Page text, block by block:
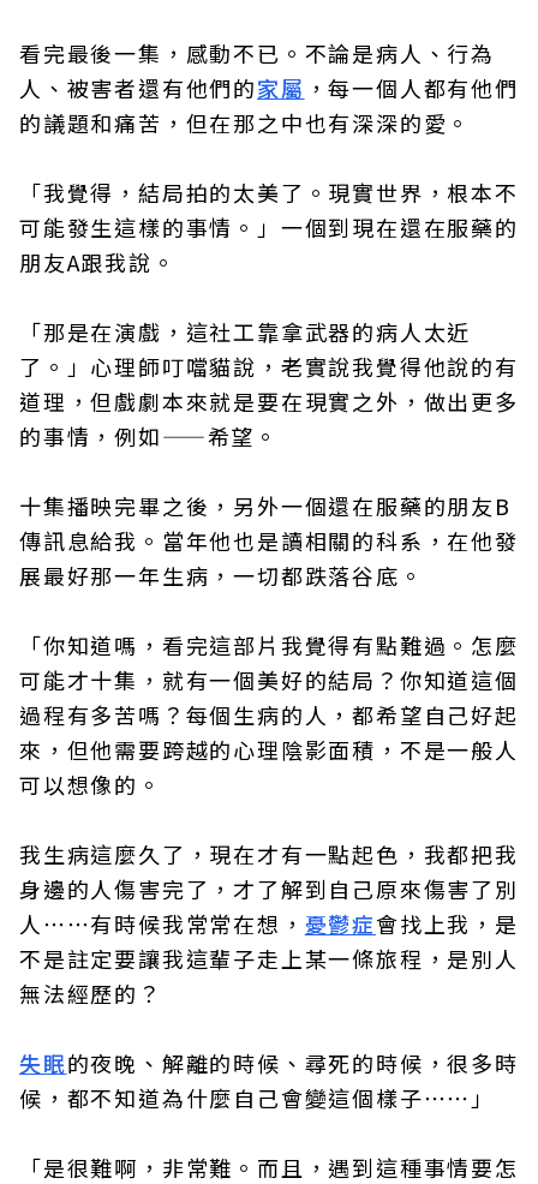
看完最後一集，感動不已。不論是病人、行為
人、被害者還有他們的家屬 ，每一個人都有他們
的議題和痛苦，但在那之中也有深深的愛。
「我覺得，結局拍的太美了。現實世界，根本不
可能發生這樣的事情。」一個到現在還在服藥的
朋友A跟我說。
「那是在演戲，這社工靠拿武器的病人太近
了。」心理師叮噹貓說，老實說我覺得他說的有
道理，但戲劇本來就是要在現實之外，做出更多
的事情，例如——希望。
十集播映完畢之後，另外一個還在服藥的朋友B
傳訊息給我。當年他也是讀相關的科系，在他發
展最好那一年生病，一切都跌落谷底。
「你知道嗎，看完這部片我覺得有點難過。怎麼
可能才十集，就有一個美好的結局？你知道這個
過程有多苦嗎？每個生病的人，都希望自己好起
來，但他需要跨越的心理陰影面積，不是一般人
可以想像的。
我生病這麼久了，現在才有一點起色，我都把我
身邊的人傷害完了，才了解到自己原來傷害了別
人⋯⋯有時候我常常在想， 憂鬱症會找上我，是
不是註定要讓我這輩子走上某一條旅程，是別人
無法經歷的？
失眠的夜晚、解離的時候、尋死的時候，很多時
候，都不知道為什麼自己會變這個樣子⋯⋯」
「是很難啊，非常難。而且，遇到這種事情要怎